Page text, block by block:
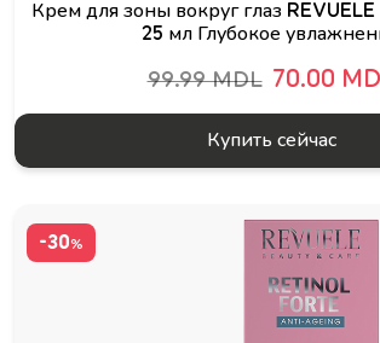
Крем для зоны вокруг глаз
25 мл Глубокое
99.99 MDL 70.00
Купить сейчас
-30%